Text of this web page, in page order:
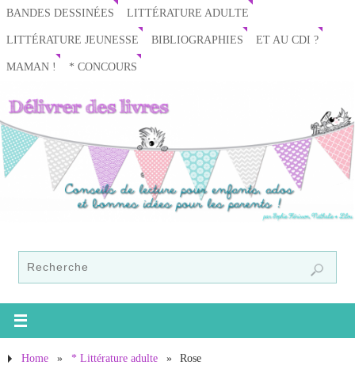
BANDES DESSINÉES LITTÉRATURE ADULTE
LITTÉRATURE JEUNESSE BIBLIOGRAPHIES ET AU CDI ?
MAMAN ! * CONCOURS
Home » * Littérature adulte » Rose